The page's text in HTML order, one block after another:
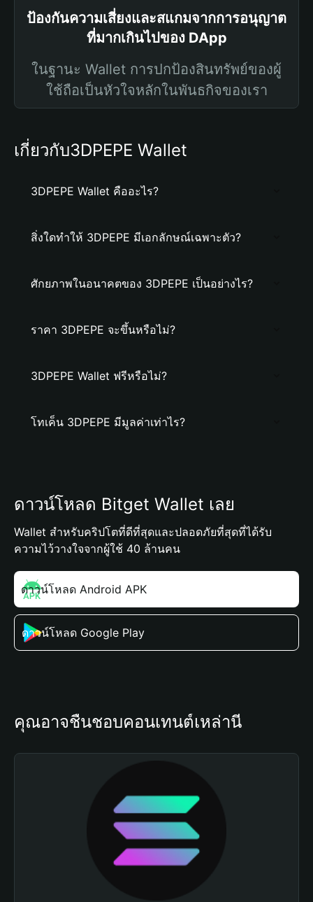
ป้องกันความเสี่ยงและสแกมจากการอนุญาต
ที่มากเกินไปของ DApp
ในฐานะ Wallet การปกป้องสินทรัพย์ของผู้
ใช้ถือเป็นหัวใจหลักในพันธกิจของเรา
เกี่ยวกับ3DPEPE Wallet
3DPEPE Wallet คืออะไร?
สิ่งใดทำให้ 3DPEPE มีเอกลักษณ์เฉพาะตัว?
ศักยภาพในอนาคตของ 3DPEPE เป็นอย่างไร?
ราคา 3DPEPE จะขึ้นหรือไม่?
3DPEPE Wallet ฟรีหรือไม่?
โทเค็น 3DPEPE มีมูลค่าเท่าไร?
ดาวน์โหลด Bitget Wallet เลย
Wallet สำหรับคริปโตที่ดีที่สุดและปลอดภัยที่สุดที่ได้รับ
ความไว้วางใจจากผู้ใช้ 40 ล้านคน
ดาวน์โหลด Android APK
ดาวน์โหลด Google Play
คุณอาจชื่นชอบคอนเทนต์เหล่านี้